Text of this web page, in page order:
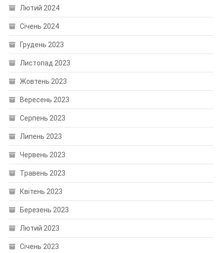
Лютий 2024
Січень 2024
Грудень 2023
Листопад 2023
Жовтень 2023
Вересень 2023
Серпень 2023
Липень 2023
Червень 2023
Травень 2023
Квітень 2023
Березень 2023
Лютий 2023
Січень 2023